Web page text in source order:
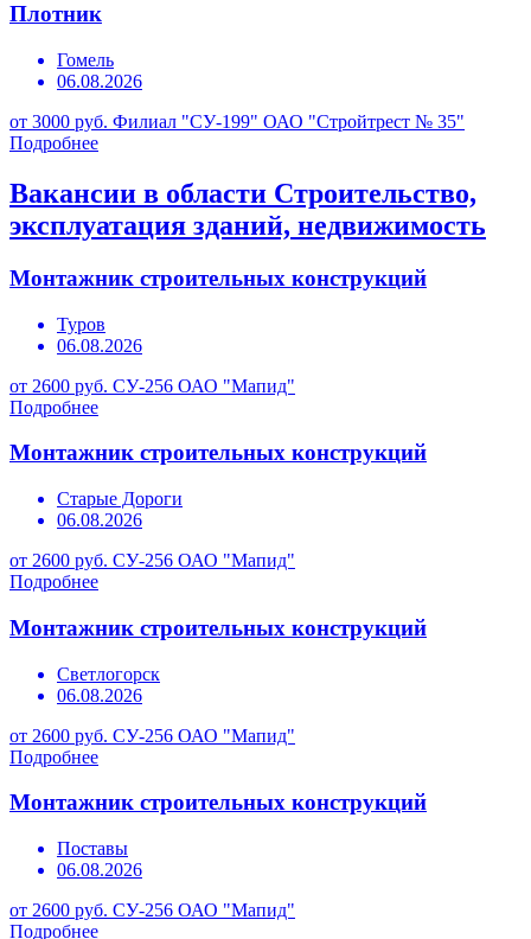
Плотник
Гомель
06.08.2026
от 3000 руб. Филиал "СУ-199" ОАО "Стройтрест № 35"
Подробнее
Вакансии в области Строительство,
эксплуатация зданий, недвижимость
Монтажник строительных конструкций
Туров
06.08.2026
от 2600 руб. СУ-256 ОАО "Мапид"
Подробнее
Монтажник строительных конструкций
Старые Дороги
06.08.2026
от 2600 руб. СУ-256 ОАО "Мапид"
Подробнее
Монтажник строительных конструкций
Светлогорск
06.08.2026
от 2600 руб. СУ-256 ОАО "Мапид"
Подробнее
Монтажник строительных конструкций
Поставы
06.08.2026
от 2600 руб. СУ-256 ОАО "Мапид"
Подробнее